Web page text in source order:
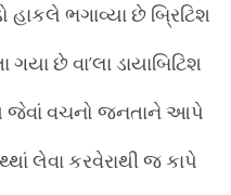
હાકલે ભગાવ્યા છે બ્રિટિશ
છે વા’લા ડાયાબિટિશ
જેવાં વચનો જનતાને આપે
લેવા કરવેરાથી જ કાપે